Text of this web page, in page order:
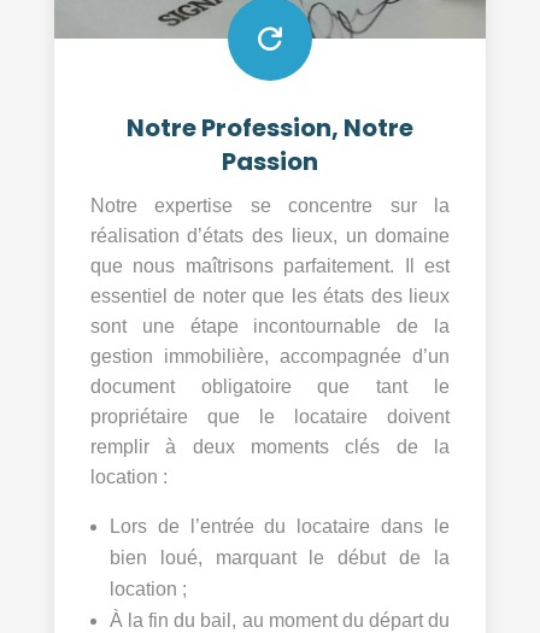

Notre Profession, Notre
Passion
Notre expertise se concentre sur la
réalisation d’états des lieux, un domaine
que nous maîtrisons parfaitement. Il est
essentiel de noter que les états des lieux
sont une étape incontournable de la
gestion immobilière, accompagnée d’un
document obligatoire que tant le
propriétaire que le locataire doivent
remplir à deux moments clés de la
location :
Lors de l’entrée du locataire dans le
bien loué, marquant le début de la
location ;
À la fin du bail, au moment du départ du